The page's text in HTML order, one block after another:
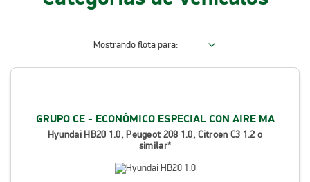
Mostrando flota para:
GRUPO CE - ECONÓMICO ESPECIAL CON AIRE MA
Hyundai HB20 1.0, Peugeot 208 1.0, Citroen C3 1.2 o
similar*